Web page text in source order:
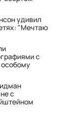
удивил
"Мечтаю
с
с